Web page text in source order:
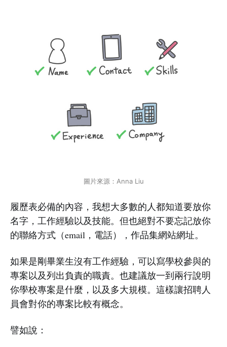
圖片來源：Anna Liu
履歷表必備的內容，我想大多數的人都知道要放你
名字，工作經驗以及技能。但也絕對不要忘記放你
的聯絡方式（email，電話），作品集網站網址。
如果是剛畢業生沒有工作經驗，可以寫學校參與的
專案以及列出負責的職責。也建議放一到兩行說明
你學校專案是什麼，以及多大規模。這樣讓招聘人
員會對你的專案比較有概念。
譬如說：